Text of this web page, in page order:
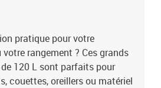
pratique pour votre
rangement ? Ces grands
120 L sont parfaits pour
couettes, oreillers ou matériel